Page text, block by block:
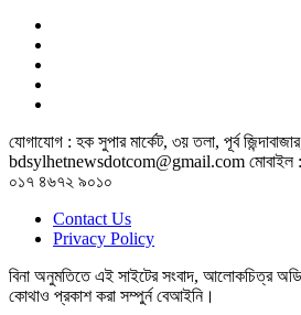
যোগাযোগ : হক সুপার মার্কেট, ৩য় তলা, পূর্ব
bdsylhetnewsdotcom@gmail.com
০১৭ ৪৬৭২ ৯০১০
Contact Us
Privacy Policy
বিনা অনুমতিতে এই সাইটের সংবাদ, আলোকচিত্র
কোথাও প্রকাশ করা সম্পুর্ন বেআইনি।